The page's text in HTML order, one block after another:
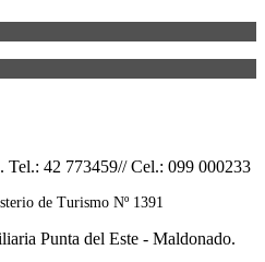
Tel.: 42 773459// Cel.: 099 000233
de Turismo Nº 1391
Punta del Este - Maldonado.